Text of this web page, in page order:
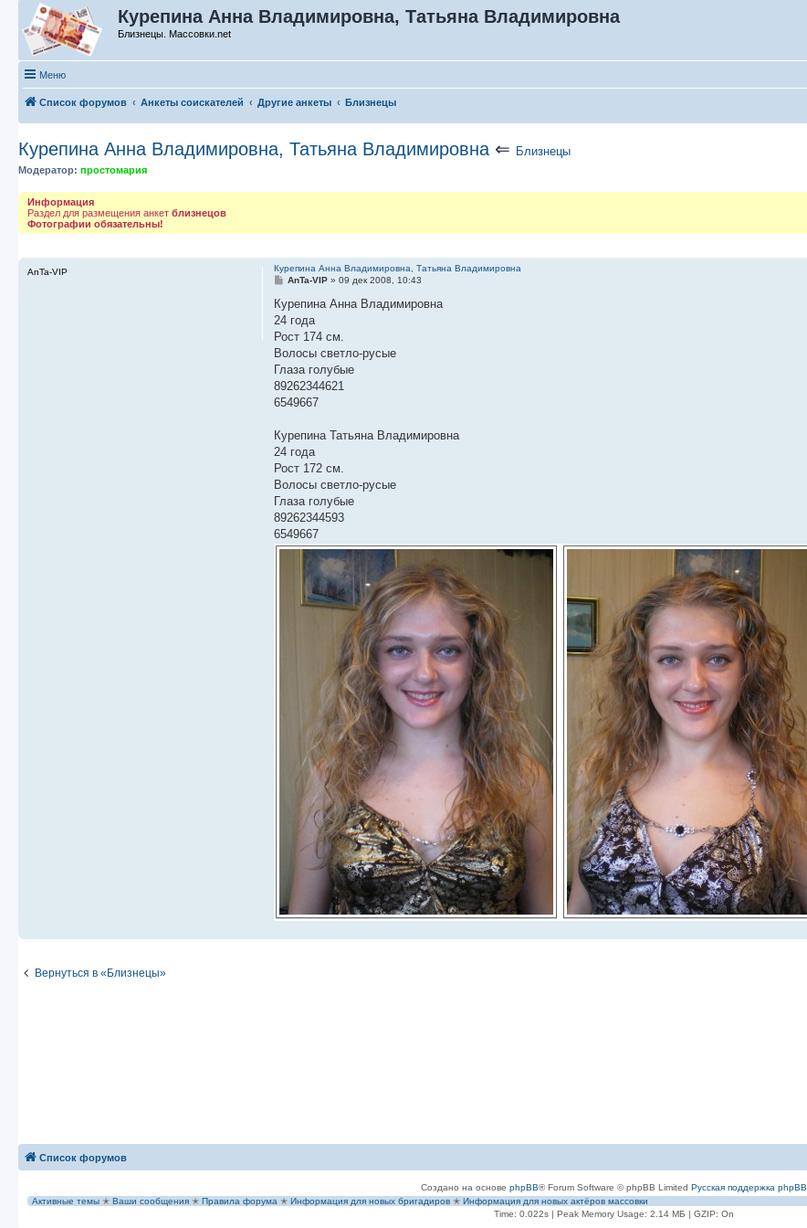
Курепина Анна Владимировна, Татьяна Владимировна
Близнецы. Массовки.net
Меню
Список форумов Анкеты соискателей Другие анкеты Близнецы
Курепина Анна Владимировна, Татьяна Владимировна ⇐ Близнецы
Модератор: простомария
Информация
Раздел для размещения анкет близнецов
Фотографии обязательны!
AnTa-VIP
Курепина Анна Владимировна, Татьяна Владимировна
С
о
б
щ
е
и
е
AnTa-VIP »09 дек 2008, 10:43
Курепина Анна Владимировна
24 года
Рост 174 см.
Волосы светло-русые
Глаза голубые
89262344621
6549667
Курепина Татьяна Владимировна
24 года
Рост 172 см.
Волосы светло-русые
Глаза голубые
89262344593
6549667
Вернуться в «Близнецы»
Список форумов
Создано на основе phpBB® Forum Software © phpBB Limited Русская поддержка phpBB
Активные темы ✭ Ваши сообщения ✭ Правила форума ✭ Информация для новых бригадиров ✭ Информация для новых актёров массовки
Time: 0.022s| Peak Memory Usage: 2.14 МБ | GZIP: On